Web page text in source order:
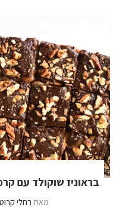
בראוניז שוקולד עם
מאת רחלי קרוט